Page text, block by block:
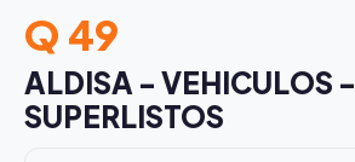
Q 49
ALDISA - VEHICULOS -
SUPERLISTOS